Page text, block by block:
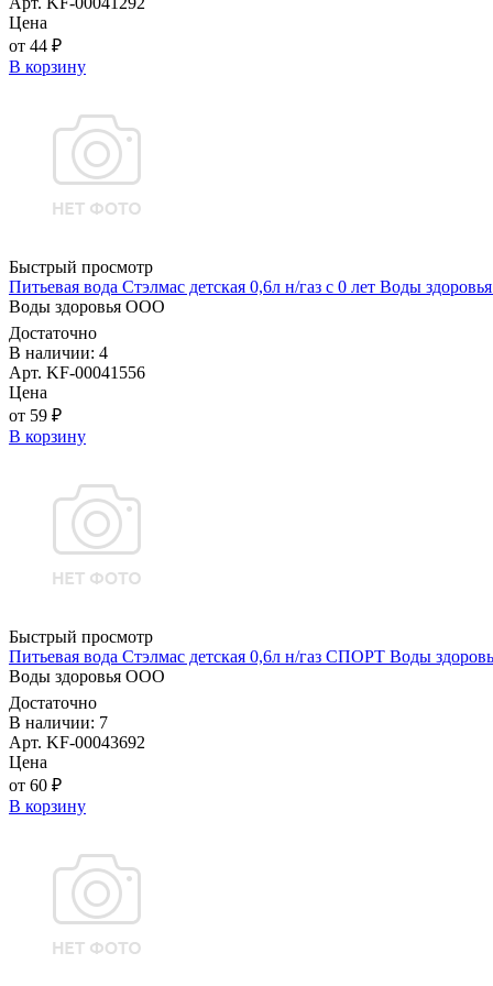
Цена
от 44 ₽
В корзину
Быстрый просмотр
Питьевая вода Стэлмас детская 0,6л н/газ с 0 лет Воды
Воды здоровья ООО
Достаточно
В наличии: 4
Арт. KF-00041556
Цена
от 59 ₽
В корзину
Быстрый просмотр
Питьевая вода Стэлмас детская 0,6л н/газ СПОРТ Воды
Воды здоровья ООО
Достаточно
В наличии: 7
Арт. KF-00043692
Цена
от 60 ₽
В корзину